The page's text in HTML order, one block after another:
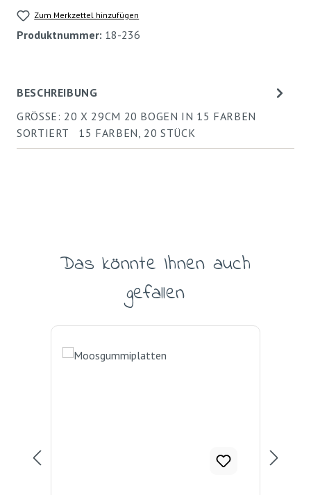
Zum Merkzettel hinzufügen
Produktnummer: 18-236
BESCHREIBUNG
GRÖSSE: 20 X 29CM 20 BOGEN IN 15 FARBEN
SORTIERT 15 FARBEN, 20 STÜCK
Produktgalerie überspringen
Das könnte Ihnen auch
gefallen